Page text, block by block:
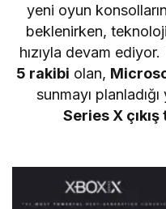
yeni oyun
beklenirken,
hızıyla devam
5 rakibi olan,
sunmayı
Series X